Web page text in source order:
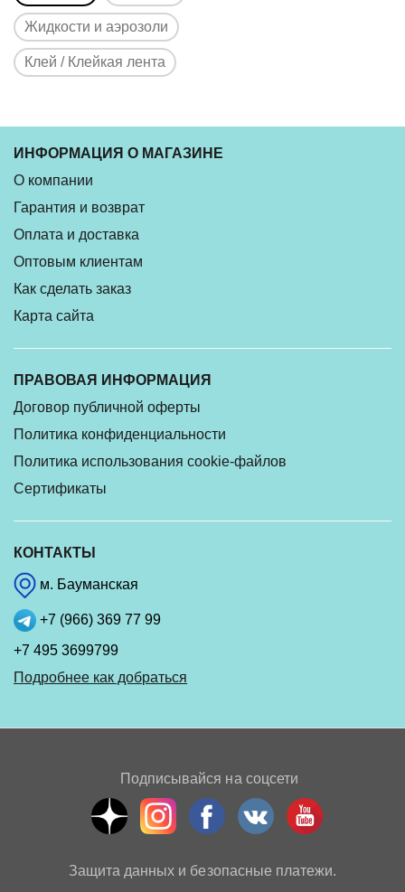
Жидкости и аэрозоли
Клей / Клейкая лента
ИНФОРМАЦИЯ О МАГАЗИНЕ
О компании
Гарантия и возврат
Оплата и доставка
Оптовым клиентам
Как сделать заказ
Карта сайта
ПРАВОВАЯ ИНФОРМАЦИЯ
Договор публичной оферты
Политика конфиденциальности
Политика использования cookie-файлов
Сертификаты
КОНТАКТЫ
м. Бауманская
+7 (966) 369 77 99
+7 495 3699799
Подробнее как добраться
Подписывайся на соцсети
Защита данных и безопасные платежи.